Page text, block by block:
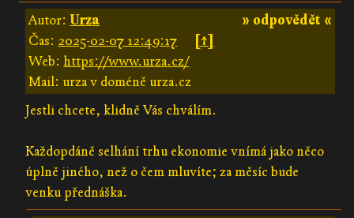
» odpovědět «
Autor:Urza
Čas: 2025-02-07 12:49:17
[↑]
Web:https://www.urza.cz/
Mail: urza v doméně urza.cz
Jestli chcete, klidně Vás chválím.
Každopdáně selhání trhu ekonomie vnímá jako něco
úplně jiného, než o čem mluvíte; za měsíc bude
venku přednáška.